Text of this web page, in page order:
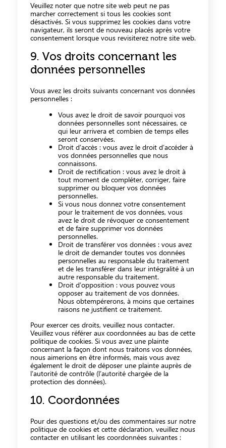
Veuillez noter que notre site web peut ne pas
marcher correctement si tous les cookies sont
désactivés. Si vous supprimez les cookies dans votre
navigateur, ils seront de nouveau placés après votre
consentement lorsque vous revisiterez notre site web.
9. Vos droits concernant les
données personnelles
Vous avez les droits suivants concernant vos données
personnelles :
Vous avez le droit de savoir pourquoi vos
données personnelles sont nécessaires, ce
qui leur arrivera et combien de temps elles
seront conservées.
Droit d’accès : vous avez le droit d’accéder à
vos données personnelles que nous
connaissons.
Droit de rectification : vous avez le droit à
tout moment de compléter, corriger, faire
supprimer ou bloquer vos données
personnelles.
Si vous nous donnez votre consentement
pour le traitement de vos données, vous
avez le droit de révoquer ce consentement
et de faire supprimer vos données
personnelles.
Droit de transférer vos données : vous avez
le droit de demander toutes vos données
personnelles au responsable du traitement
et de les transférer dans leur intégralité à un
autre responsable du traitement.
Droit d’opposition : vous pouvez vous
opposer au traitement de vos données.
Nous obtempérerons, à moins que certaines
raisons ne justifient ce traitement.
Pour exercer ces droits, veuillez nous contacter.
Veuillez vous référer aux coordonnées au bas de cette
politique de cookies. Si vous avez une plainte
concernant la façon dont nous traitons vos données,
nous aimerions en être informés, mais vous avez
également le droit de déposer une plainte auprès de
l’autorité de contrôle (l’autorité chargée de la
protection des données).
10. Coordonnées
Pour des questions et/ou des commentaires sur notre
politique de cookies et cette déclaration, veuillez nous
contacter en utilisant les coordonnées suivantes :